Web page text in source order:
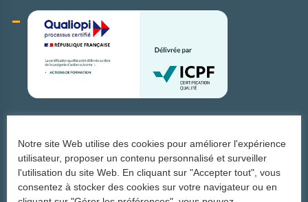
S'inscrire à notre newsletter
Notre site Web utilise des cookies pour améliorer l'expérience
utilisateur, proposer un contenu personnalisé et surveiller
l'utilisation du site Web. En cliquant sur "Accepter tout", vous
consentez à stocker des cookies sur votre navigateur ou en